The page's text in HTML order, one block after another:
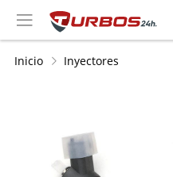
Inicio Inyectores